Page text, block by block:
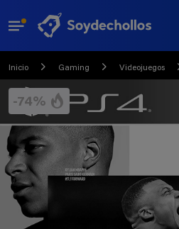
Inicio Gaming Videojuegos
-74%